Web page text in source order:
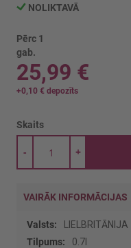
NOLIKTAVĀ
Pērc 1
gab.
25,99 €
+0,10 € depozīts
Skaits
+
-
VAIRĀK INFORMĀCIJAS
Vairāk
informācijas
LIELBRITĀNIJA
0.7l